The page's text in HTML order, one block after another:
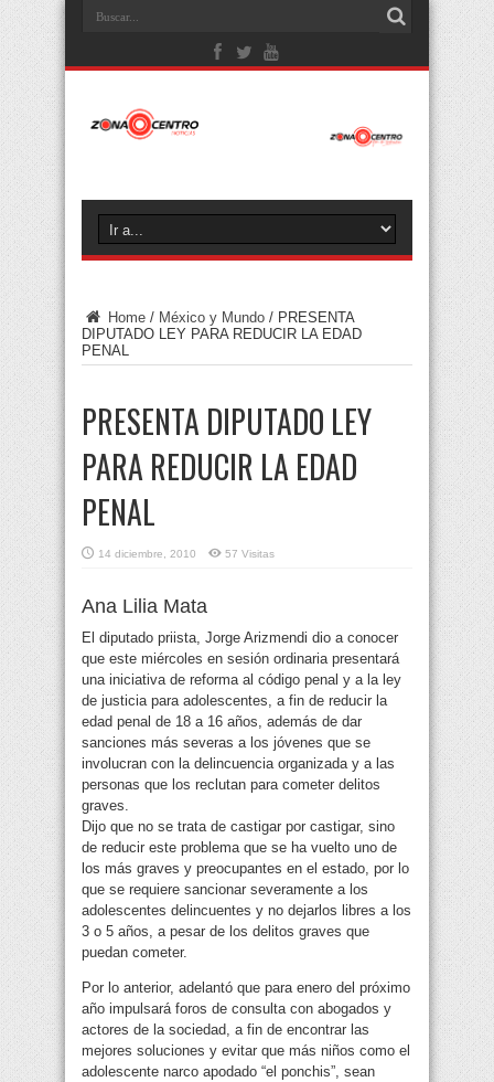
Home / México y Mundo / PRESENTA
DIPUTADO LEY PARA REDUCIR LA EDAD
PENAL
PRESENTA DIPUTADO LEY
PARA REDUCIR LA EDAD
PENAL
14 diciembre, 2010 57 Visitas
Ana Lilia Mata
El diputado priista, Jorge Arizmendi dio a conocer
que este miércoles en sesión ordinaria presentará
una iniciativa de reforma al código penal y a la ley
de justicia para adolescentes, a fin de reducir la
edad penal de 18 a 16 años, además de dar
sanciones más severas a los jóvenes que se
involucran con la delincuencia organizada y a las
personas que los reclutan para cometer delitos
graves.
Dijo que no se trata de castigar por castigar, sino
de reducir este problema que se ha vuelto uno de
los más graves y preocupantes en el estado, por lo
que se requiere sancionar severamente a los
adolescentes delincuentes y no dejarlos libres a los
3 o 5 años, a pesar de los delitos graves que
puedan cometer.
Por lo anterior, adelantó que para enero del próximo
año impulsará foros de consulta con abogados y
actores de la sociedad, a fin de encontrar las
mejores soluciones y evitar que más niños como el
adolescente narco apodado “el ponchis”, sean